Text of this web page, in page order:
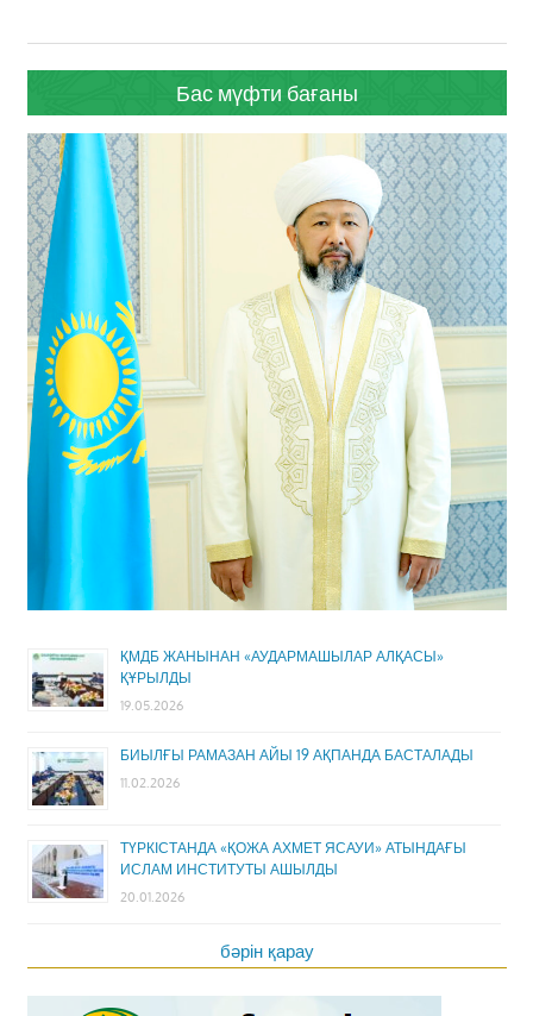
Бас мүфти бағаны
ҚМДБ ЖАНЫНАН «АУДАРМАШЫЛАР АЛҚАСЫ»
ҚҰРЫЛДЫ
19.05.2026
БИЫЛҒЫ РАМАЗАН АЙЫ 19 АҚПАНДА БАСТАЛАДЫ
11.02.2026
ТҮРКІСТАНДА «ҚОЖА АХМЕТ ЯСАУИ» АТЫНДАҒЫ
ИСЛАМ ИНСТИТУТЫ АШЫЛДЫ
20.01.2026
бәрін қарау